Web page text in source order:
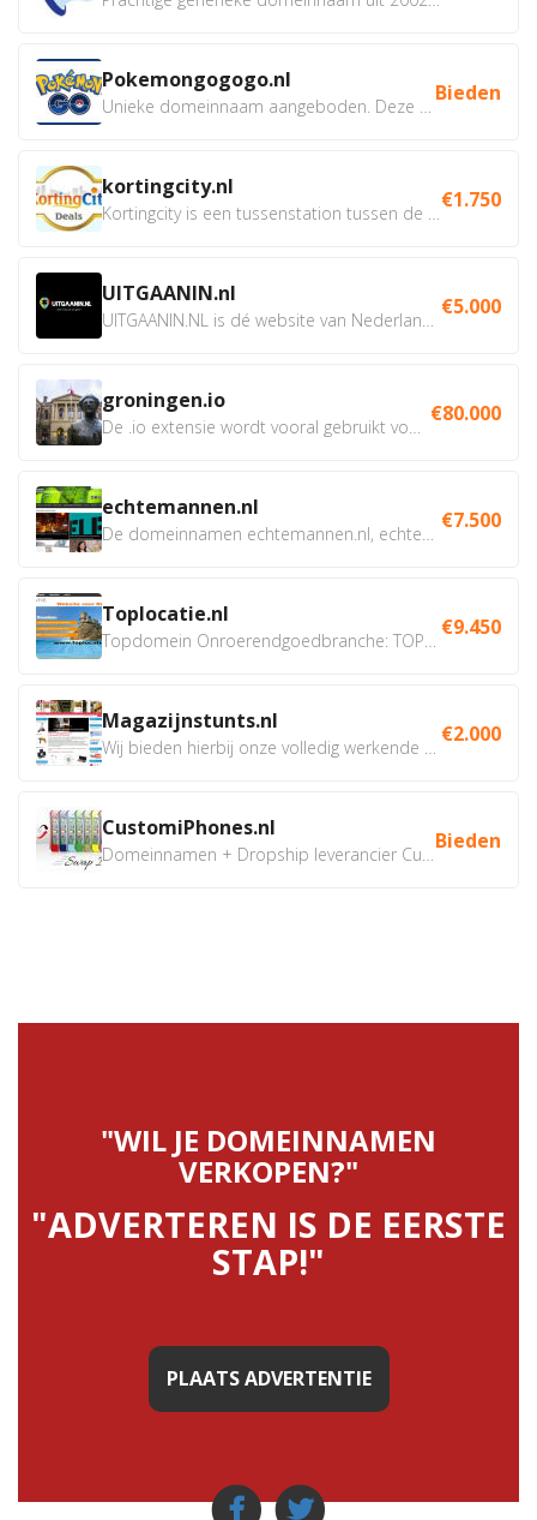
Pokemongogogo.nl Bieden
kortingcity.nl €1.750
UITGAANIN.nl €5.000
groningen.io €80.000
echtemannen.nl €7.500
Toplocatie.nl €9.450
Magazijnstunts.nl €2.000
CustomiPhones.nl Bieden
"WIL JE DOMEINNAMEN
VERKOPEN?"
"ADVERTEREN IS DE EERSTE
STAP!"
PLAATS ADVERTENTIE